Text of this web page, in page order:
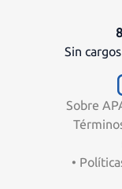
Sin
Sobre
•